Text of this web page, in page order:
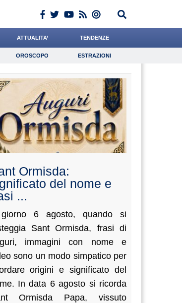
ATTUALITA’ TENDENZE
Oroscopo Estrazioni
Lavoro Psicologia
OROSCOPO ESTRAZIONI
Alemanno Quarta Chelini Algeri
Ormisda:
del nome e
...
6 agosto, quando si
Sant Ormisda, frasi di
immagini con nome e
sono un modo simpatico per
origini e significato del
In data 6 agosto si ricorda
Ormisda Papa, vissuto